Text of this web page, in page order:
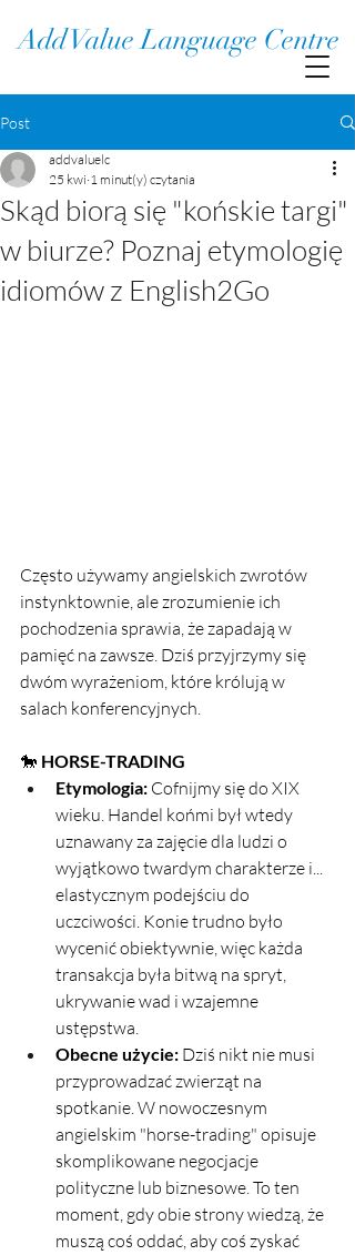
Add Value Language Centre
Post
Skąd biorą się "końskie targi"
w biurze? Poznaj etymologię
idiomów z English2Go
addvaluelc
25 kwi 1 minut(y) czytania
Często używamy angielskich zwrotów
instynktownie, ale zrozumienie ich
pochodzenia sprawia, że zapadają w
pamięć na zawsze. Dziś przyjrzymy się
dwóm wyrażeniom, które królują w
salach konferencyjnych.
🐎 HORSE-TRADING
Etymologia: Cofnijmy się do XIX
wieku. Handel końmi był wtedy
uznawany za zajęcie dla ludzi o
wyjątkowo twardym charakterze i...
elastycznym podejściu do
uczciwości. Konie trudno było
wycenić obiektywnie, więc każda
transakcja była bitwą na spryt,
ukrywanie wad i wzajemne
ustępstwa.
Obecne użycie: Dziś nikt nie musi
przyprowadzać zwierząt na
spotkanie. W nowoczesnym
angielskim "horse-trading" opisuje
skomplikowane negocjacje
polityczne lub biznesowe. To ten
moment, gdy obie strony wiedzą, że
muszą coś oddać, aby coś zyskać